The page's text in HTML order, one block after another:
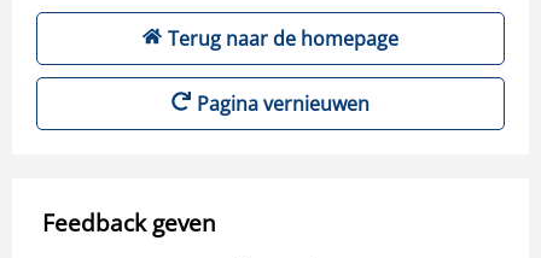
Terug naar de homepage
Pagina vernieuwen
Feedback geven